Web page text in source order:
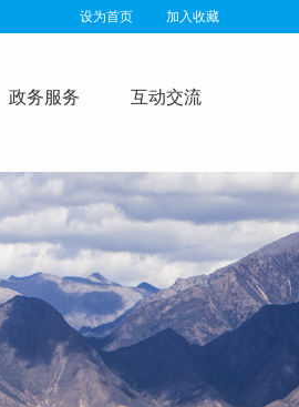
设为首页 加入收藏
政务服务 互动交流